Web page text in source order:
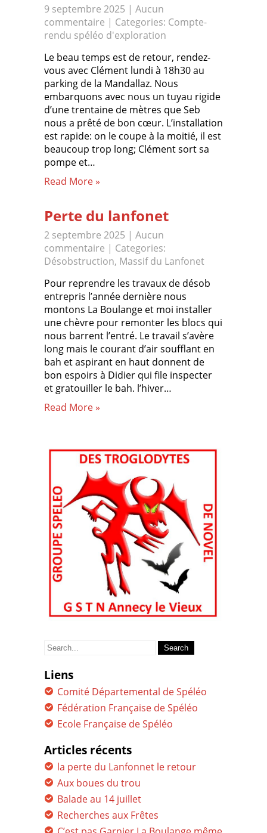
9 septembre 2025 | Aucun
commentaire | Categories: Compte-
rendu spéléo d'exploration
Le beau temps est de retour, rendez-
vous avec Clément lundi à 18h30 au
parking de la Mandallaz. Nous
embarquons avec nous un tuyau rigide
d’une trentaine de mètres que Seb
nous a prêté de bon cœur. L’installation
est rapide: on le coupe à la moitié, il est
beaucoup trop long; Clément sort sa
pompe et…
Read More »
Perte du lanfonet
2 septembre 2025 | Aucun
commentaire | Categories:
Désobstruction, Massif du Lanfonet
Pour reprendre les travaux de désob
entrepris l’année dernière nous
montons La Boulange et moi installer
une chèvre pour remonter les blocs qui
nous barrent l’entré. Le travail s’avère
long mais le courant d’air soufflant en
bah et aspirant en haut donnent de
bon espoirs à Didier qui file inspecter
et gratouiller le bah. l’hiver…
Read More »
Search
Liens
Comité Départemental de Spéléo
Fédération Française de Spéléo
Ecole Française de Spéléo
Articles récents
la perte du Lanfonnet le retour
Aux boues du trou
Balade au 14 juillet
Recherches aux Frêtes